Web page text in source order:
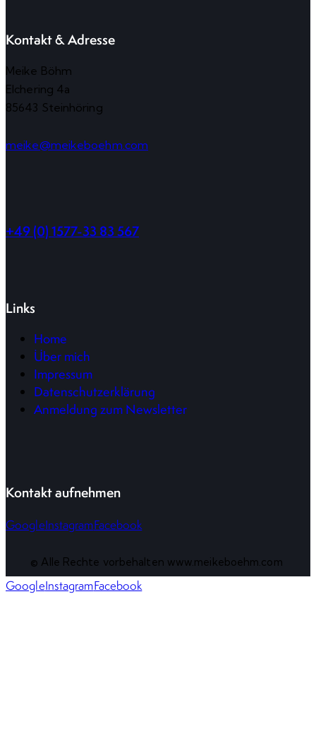
Kontakt & Adresse
Meike Böhm
Elchering 4a
85643 Steinhöring
meike@meikeboehm.com
+49 (0) 1577-33 83 567
Links
Home
Über mich
Impressum
Datenschutzerklärung
Anmeldung zum Newsletter
Kontakt aufnehmen
GoogleInstagramFacebook
© Alle Rechte vorbehalten www.meikeboehm.com
GoogleInstagramFacebook